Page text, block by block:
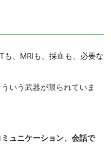
、MRIも、採血も、必要な
いう武器が限られていま
ュニケーション、会話で